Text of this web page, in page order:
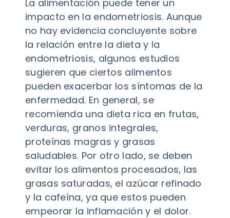
La alimentación puede tener un
impacto en la endometriosis. Aunque
no hay evidencia concluyente sobre
la relación entre la dieta y la
endometriosis, algunos estudios
sugieren que ciertos alimentos
pueden exacerbar los síntomas de la
enfermedad. En general, se
recomienda una dieta rica en frutas,
verduras, granos integrales,
proteínas magras y grasas
saludables. Por otro lado, se deben
evitar los alimentos procesados, las
grasas saturadas, el azúcar refinado
y la cafeína, ya que estos pueden
empeorar la inflamación y el dolor.